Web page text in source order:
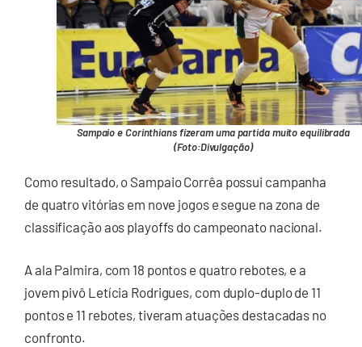
Sampaio e Corinthians fizeram uma partida muito equilibrada
(Foto:Divulgação)
Como resultado, o Sampaio Corrêa possui campanha
de quatro vitórias em nove jogos e segue na zona de
classificação aos playoffs do campeonato nacional.
A ala Palmira, com 18 pontos e quatro rebotes, e a
jovem pivô Letícia Rodrigues, com duplo-duplo de 11
pontos e 11 rebotes, tiveram atuações destacadas no
confronto.